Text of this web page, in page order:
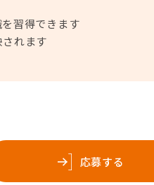
習得できます
れます
応募する